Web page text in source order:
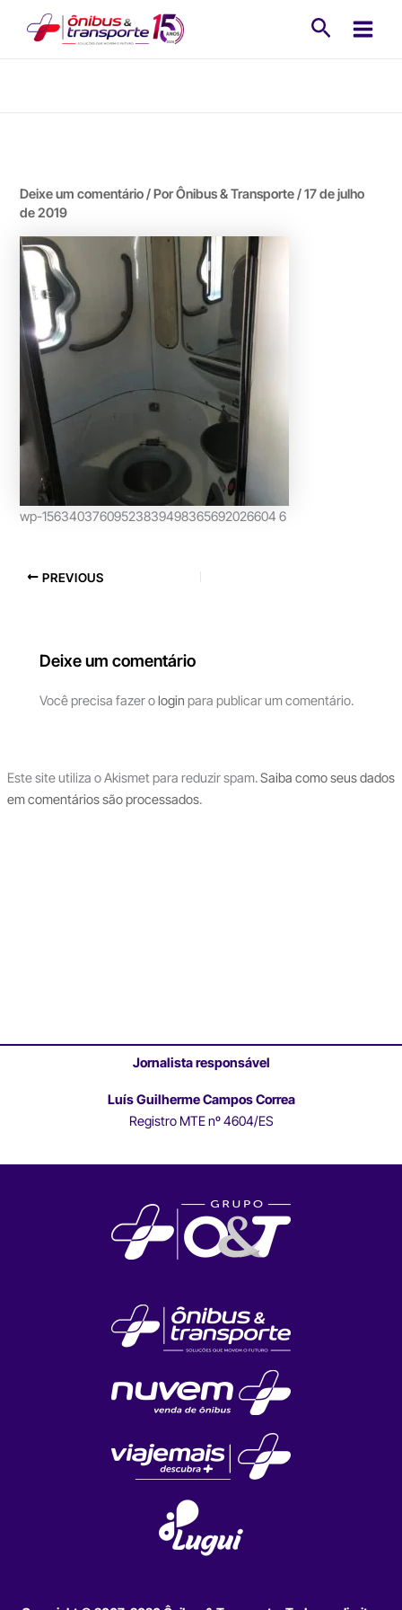
Deixe um comentário/ PorÔnibus & Transporte/17 de julho
de 2019
wp-15634037609523839498365692026604 6
PREVIOUS
Deixe um comentário
Você precisa fazer ologin para publicar um comentário.
Este site utiliza o Akismet para reduzir spam.Saiba como seus dados
em comentários são processados.
Jornalista responsável
Luís Guilherme Campos Correa
Registro MTE nº 4604/ES